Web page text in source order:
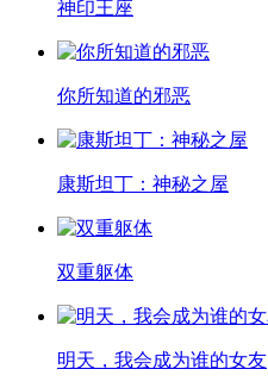
神印王座
你所知道的邪恶
康斯坦丁：神秘之屋
双重躯体
明天，我会成为谁的女友